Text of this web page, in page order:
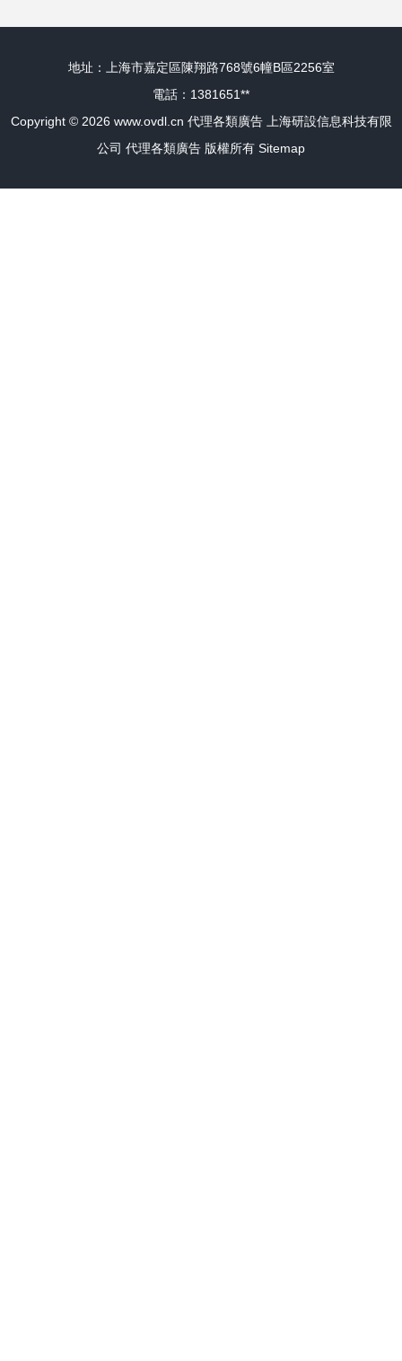
地址：上海市嘉定區陳翔路768號6幢B區2256室
電話：1381651**
Copyright © 2026 www.ovdl.cn 代理各類廣告
上海研設信息科技有限
公司 代理各類廣告 版權所有 Sitemap